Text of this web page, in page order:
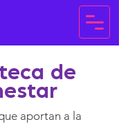
de
aportan a la